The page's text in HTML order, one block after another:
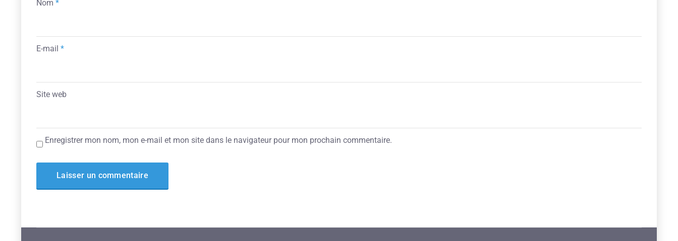
Nom *
E-mail *
Site web
Enregistrer mon nom, mon e-mail et mon site dans le navigateur pour mon prochain commentaire.